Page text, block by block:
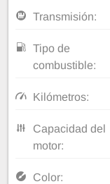
Transmisión:
Tipo de
combustible:
Kilómetros:
Capacidad del
motor:
Color: